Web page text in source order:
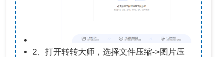
2、打开转转大师，选择文件压缩->图片压